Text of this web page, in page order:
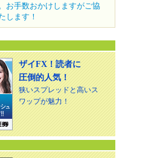
お手数おかけしますがご協
します！
ザイFX！読者に
圧倒的人気！
狭いスプレッドと高いス
ワップが魅力！